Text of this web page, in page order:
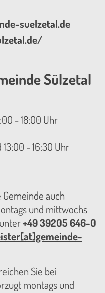
suelzetal.de
Sülzetal
- 18:00 Uhr
- 16:30 Uhr
auch
und mittwochs
+49 39205 646-0
Sie bei
montags und